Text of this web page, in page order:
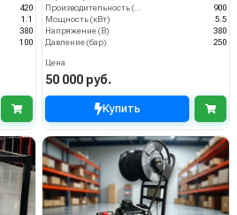
420
1.1
380
100
900
Мощность (кВт)
5.5
Напряжение (В)
380
Давление (бар)
250
Цена
50 000 руб.
Купить